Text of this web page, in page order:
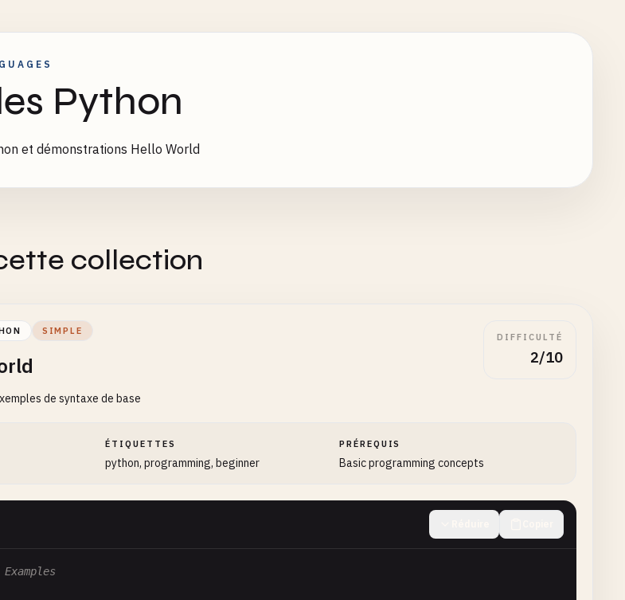
Python
et démonstrations Hello World
collection
SIMPLE
de syntaxe de base
DIFFICULTÉ
2/10
ÉTIQUETTES
python, programming, beginner
PRÉREQUIS
Basic programming concepts